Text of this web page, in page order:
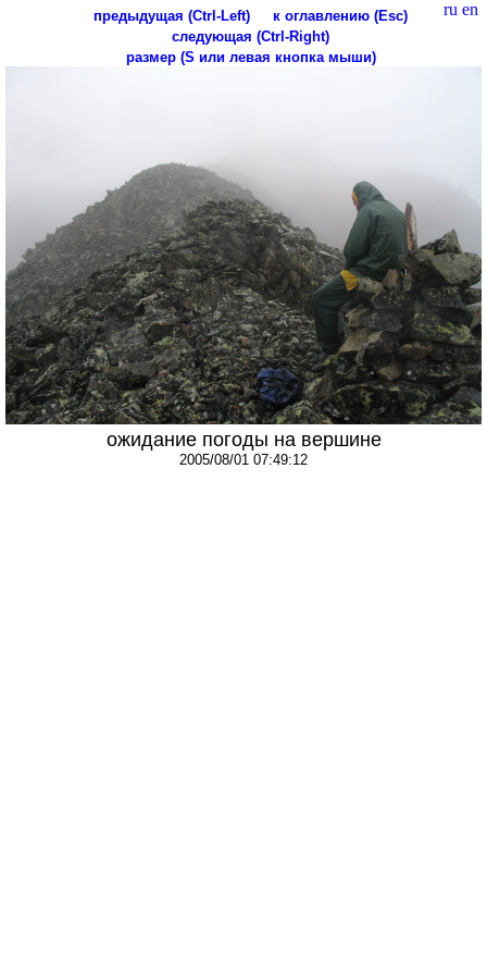
ru en
предыдущая (Ctrl-Left)
к оглавлению (Esc)
следующая (Ctrl-Right)
размер (S или левая кнопка мыши)
ожидание погоды на вершине
2005/08/01 07:49:12